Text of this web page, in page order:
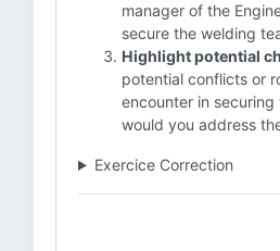
manager of the
secure the welding
Highlight potential
potential conflicts or
encounter in
would you address
Exercice Correction